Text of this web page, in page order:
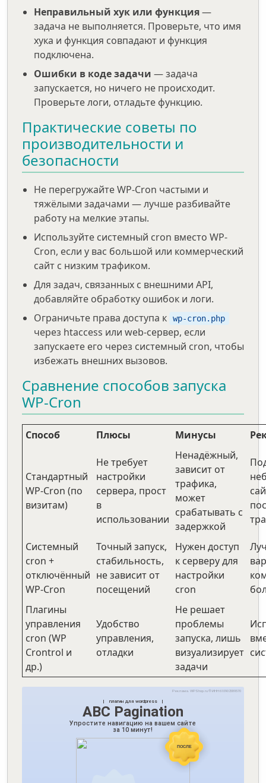
Неправильный хук или функция—
задача не выполняется. Проверьте, что имя
хука и функция совпадают и функция
подключена.
Ошибки в коде задачи — задача
запускается, но ничего не происходит.
Проверьте логи, отладьте функцию.
Практические советы по
производительности и
безопасности
Не перегружайте WP-Cron частыми и
тяжёлыми задачами — лучше разбивайте
работу на мелкие этапы.
Используйте системный cron вместо WP-
Cron, если у вас большой или коммерческий
сайт с низким трафиком.
Для задач, связанных с внешними API,
добавляйте обработку ошибок и логи.
Ограничьте права доступа к
wp-cron.php
через htaccess или web-сервер, если
запускаете его через системный cron, чтобы
избежать внешних вызовов.
Сравнение способов запуска
WP-Cron
Способ Плюсы Минусы
Стандартный
WP-Cron (по
визитам)
Не требует
настройки
сервера, прост
в
использовании
Ненадёжный,
зависит от
трафика,
может
срабатывать с
задержкой
Системный
cron +
отключённый
WP-Cron
Точный запуск,
стабильность,
не зависит от
посещений
Нужен доступ
к серверу для
настройки
cron
Плагины
управления
cron (WP
Crontrol и
др.)
Удобство
управления,
отладки
Не решает
проблемы
запуска, лишь
визуализирует
задачи